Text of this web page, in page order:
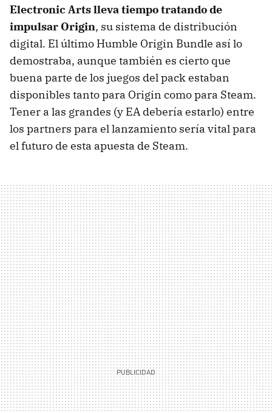
Electronic Arts lleva tiempo tratando de
impulsar Origin, su sistema de distribución
digital. El último Humble Origin Bundle así lo
demostraba, aunque también es cierto que
buena parte de los juegos del pack estaban
disponibles tanto para Origin como para Steam.
Tener a las grandes (y EA debería estarlo) entre
los partners para el lanzamiento sería vital para
el futuro de esta apuesta de Steam.